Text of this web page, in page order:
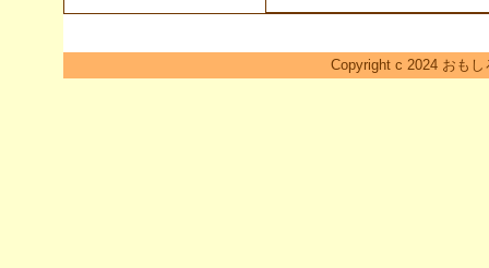
Copyright c 2024 おも